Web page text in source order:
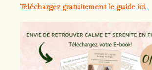
Téléchargez gratuitement le guide ici.